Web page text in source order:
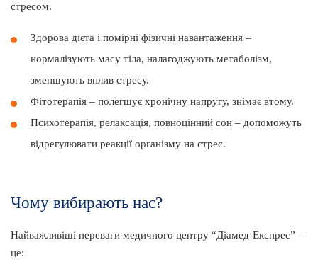
стресом.
Здорова дієта і помірні фізичні навантаження –
нормалізують масу тіла, налагоджують метаболізм,
зменшують вплив стресу.
Фітотерапія – полегшує хронічну напругу, знімає втому.
Психотерапія, релаксація, повноцінний сон – допоможуть
відрегулювати реакції організму на стрес.
Чому вибирають нас?
Найважливіші переваги медичного центру “Діамед-Експрес” –
це: